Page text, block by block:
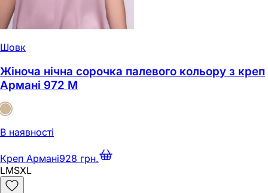
Шовк
Жіноча нічна сорочка палевого кольору з креп
Армані 972 M
В наявності
Креп Армані928 грн.
LMSXL